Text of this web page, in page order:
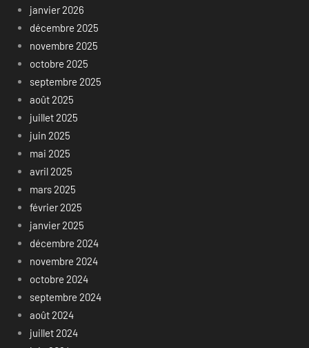
janvier 2026
décembre 2025
novembre 2025
octobre 2025
septembre 2025
août 2025
juillet 2025
juin 2025
mai 2025
avril 2025
mars 2025
février 2025
janvier 2025
décembre 2024
novembre 2024
octobre 2024
septembre 2024
août 2024
juillet 2024